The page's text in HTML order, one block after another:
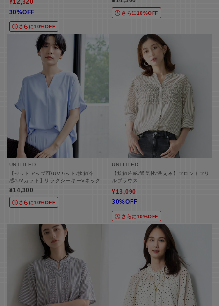
¥12,320
30%OFF
さらに10%OFF
さらに10%OFF
UNTITLED
【セットアップ可/UVカット/接触冷
感/UVカット】リラクシーキーVネックブ
ラウス
¥14,300
さらに10%OFF
UNTITLED
【接触冷感/通気性/洗える】フロントフリ
ルブラウス
¥13,090
30%OFF
さらに10%OFF